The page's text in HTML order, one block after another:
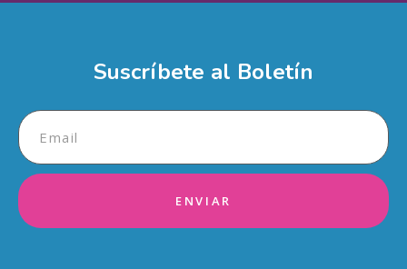
Suscríbete al Boletín
ENVIAR